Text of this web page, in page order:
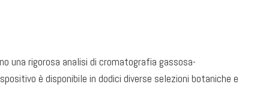
una rigorosa analisi di cromatografia gassosa-
è disponibile in dodici diverse selezioni botaniche e